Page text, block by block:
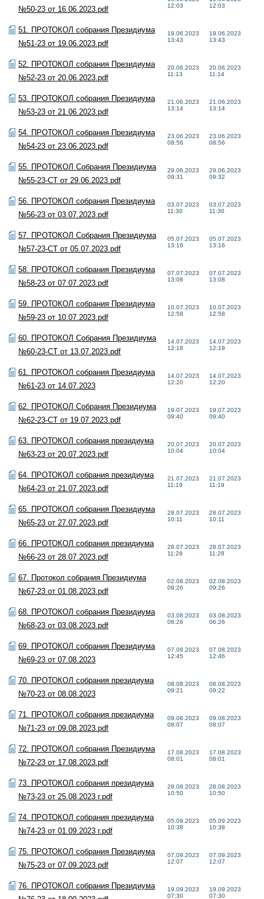
№50-23 от 16.06.2023.pdf
12:03
12:03
51. ПРОТОКОЛ собрания Президиума
№51-23 от 19.06.2023.pdf
19.06.2023
13:43
19.06.2023
13:43
52. ПРОТОКОЛ собрания Президиума
№52-23 от 20.06.2023.pdf
20.06.2023
11:13
20.06.2023
11:14
53. ПРОТОКОЛ собрания Президиума
№53-23 от 21.06.2023.pdf
21.06.2023
13:14
21.06.2023
13:14
54. ПРОТОКОЛ собрания Президиума
№54-23 от 23.06.2023.pdf
23.06.2023
08:56
23.06.2023
08:56
55. ПРОТОКОЛ Собрания Президиума
№55-23-СТ от 29.06.2023.pdf
29.06.2023
09:31
29.06.2023
09:32
56. ПРОТОКОЛ собрания Президиума
№56-23 от 03.07.2023.pdf
03.07.2023
11:30
03.07.2023
11:30
57. ПРОТОКОЛ Собрания Президиума
№57-23-СТ от 05.07.2023.pdf
05.07.2023
13:16
05.07.2023
13:16
58. ПРОТОКОЛ собрания Президиума
№58-23 от 07.07.2023.pdf
07.07.2023
13:08
07.07.2023
13:08
59. ПРОТОКОЛ собрания Президиума
№59-23 от 10.07.2023.pdf
10.07.2023
12:58
10.07.2023
12:58
60. ПРОТОКОЛ Собрания Президиума
№60-23-СТ от 13.07.2023.pdf
14.07.2023
12:18
14.07.2023
12:19
61. ПРОТОКОЛ собрания Президиума
№61-23 от 14.07.2023
14.07.2023
12:20
14.07.2023
12:20
62. ПРОТОКОЛ Собрания Президиума
№62-23-СТ от 19.07.2023.pdf
19.07.2023
09:40
19.07.2023
09:40
63. ПРОТОКОЛ собрания президиума
№63-23 от 20.07.2023.pdf
20.07.2023
10:04
20.07.2023
10:04
64. ПРОТОКОЛ собрания президиума
№64-23 от 21.07.2023.pdf
21.07.2023
11:19
21.07.2023
11:19
65. ПРОТОКОЛ собрания Президиума
№65-23 от 27.07.2023.pdf
28.07.2023
10:11
28.07.2023
10:11
66. ПРОТОКОЛ собрания президиума
№66-23 от 28.07.2023.pdf
28.07.2023
11:28
28.07.2023
11:28
67. Протокол собрания Президиума
№67-23 от 01.08.2023.pdf
02.08.2023
09:26
02.08.2023
09:26
68. ПРОТОКОЛ собрания Президиума
№68-23 от 03.08.2023.pdf
03.08.2023
06:26
03.08.2023
06:26
69. ПРОТОКОЛ собрания Президиума
№69-23 от 07.08.2023
07.08.2023
12:45
07.08.2023
12:46
70. ПРОТОКОЛ собрания президиума
№70-23 от 08.08.2023
08.08.2023
09:21
08.08.2023
09:22
71. ПРОТОКОЛ собрания президиума
№71-23 от 09.08.2023.pdf
09.08.2023
08:07
09.08.2023
08:07
72. ПРОТОКОЛ собрания Президиума
№72-23 от 17.08.2023.pdf
17.08.2023
08:01
17.08.2023
08:01
73. ПРОТОКОЛ собрания президиума
№73-23 от 25.08.2023 г.pdf
28.08.2023
10:50
28.08.2023
10:50
74. ПРОТОКОЛ собрания президиума
№74-23 от 01.09.2023 г.pdf
05.09.2023
10:38
05.09.2023
10:38
75. ПРОТОКОЛ собрания Президиума
№75-23 от 07.09.2023.pdf
07.09.2023
12:07
07.09.2023
12:07
76. ПРОТОКОЛ собрания Президиума
19.09.2023
07:30
19.09.2023
07:30